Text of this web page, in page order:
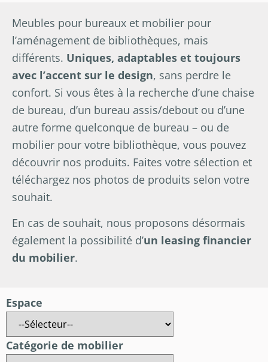
Meubles pour bureaux et mobilier pour
l’aménagement de bibliothèques, mais
différents. Uniques, adaptables et toujours
avec l’accent sur le design, sans perdre le
confort. Si vous êtes à la recherche d’une chaise
de bureau, d’un bureau assis/debout ou d’une
autre forme quelconque de bureau – ou de
mobilier pour votre bibliothèque, vous pouvez
découvrir nos produits. Faites votre sélection et
téléchargez nos photos de produits selon votre
souhait.
En cas de souhait, nous proposons désormais
également la possibilité d’un leasing financier
du mobilier.
Espace
Catégorie de mobilier